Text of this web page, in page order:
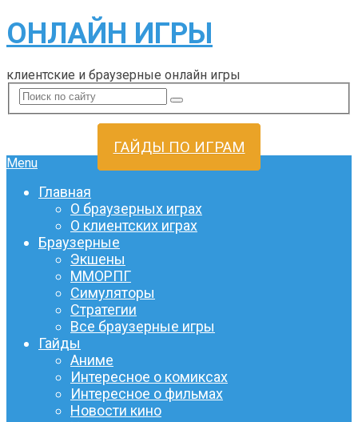
ОНЛАЙН ИГРЫ
клиентские и браузерные онлайн игры
ГАЙДЫ ПО ИГРАМ
Menu
Главная
О браузерных играх
О клиентских играх
Браузерные
Экшены
ММОРПГ
Симуляторы
Стратегии
Все браузерные игры
Гайды
Аниме
Интересное о комиксах
Интересное о фильмах
Новости кино